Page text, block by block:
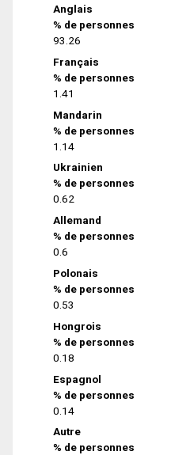
Anglais
% de personnes
93.26
Français
% de personnes
1.41
Mandarin
% de personnes
1.14
Ukrainien
% de personnes
0.62
Allemand
% de personnes
0.6
Polonais
% de personnes
0.53
Hongrois
% de personnes
0.18
Espagnol
% de personnes
0.14
Autre
% de personnes